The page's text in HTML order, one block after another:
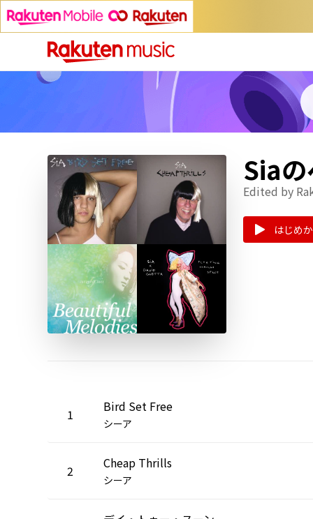
Sia
Edited by
はじめ
1 Bird Set Free
シーア
2 Cheap Thrills
シーア